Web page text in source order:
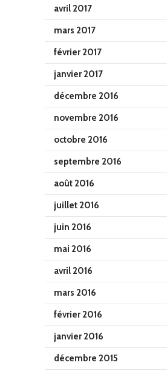
avril 2017
mars 2017
février 2017
janvier 2017
décembre 2016
novembre 2016
octobre 2016
septembre 2016
août 2016
juillet 2016
juin 2016
mai 2016
avril 2016
mars 2016
février 2016
janvier 2016
décembre 2015